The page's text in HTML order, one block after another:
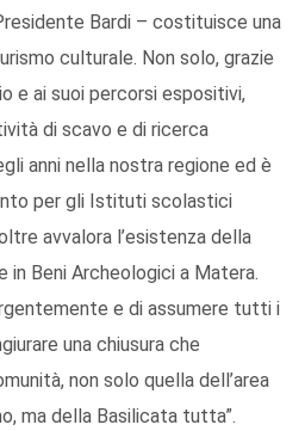
Bardi – costituisce una
culturale. Non solo, grazie
e ai suoi percorsi espositivi,
di scavo e di ricerca
anni nella nostra regione ed è
per gli Istituti scolastici
avvalora l’esistenza della
in Beni Archeologici a Matera.
e di assumere tutti i
una chiusura che
non solo quella dell’area
ma della Basilicata tutta”.